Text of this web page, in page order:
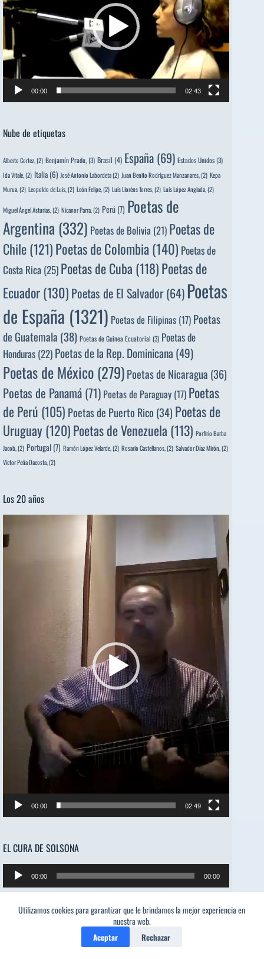
Utilizamos cookies para garantizar que le brindamos la mejor experiencia en
nuestra web.
Aceptar Rechazar
00:00 02:43
Nube de etiquetas
Alberto Cortez, (2) Benjamín Prado,(3) Brasil (4) España (69) Estados Unidos(3)
Ida Vitale, (2) Italia (6) José Antonio Labordeta(2) Juan Benito Rodríguez Manzanares, (2) Kepa
Murua, (2) Leopoldo de Luis, (2) León Felipe, (2) Luis Llorèns Torres, (2) Luis López Anglada, (2)
Miguel Ángel Asturias, (2) Nicanor Parra, (2) Perú (7) Poetas de
Argentina (332) Poetas de Bolivia (21) Poetas de
Chile(121)Poetas de Colombia(140) Poetas de
Costa Rica(25)Poetas de Cuba (118)Poetas de
Ecuador(130) Poetas de El Salvador(64)Poetas
de España (1321) Poetas de Filipinas (17) Poetas
de Guatemala (38) Poetas de Guinea Ecuatorial (3) Poetas de
Honduras (22) Poetas de la Rep. Dominicana (49)
Poetas de México(279)Poetas de Nicaragua (36)
Poetas de Panamá (71) Poetas de Paraguay (17) Poetas
de Perú (105) Poetas de Puerto Rico (34) Poetas de
Uruguay(120)Poetas de Venezuela (113) Porfirio Barba
Jacob, (2) Portugal (7) Ramón López Velarde, (2) Rosario Castellanos, (2) Salvador Díaz Mirón, (2)
Víctor Peña Dacosta, (2)
Los 20 años
de
vídeo
00:00 02:49
EL CURA DE SOLSONA
Reproductor
de
00:00 00:00
Olé mi niña!